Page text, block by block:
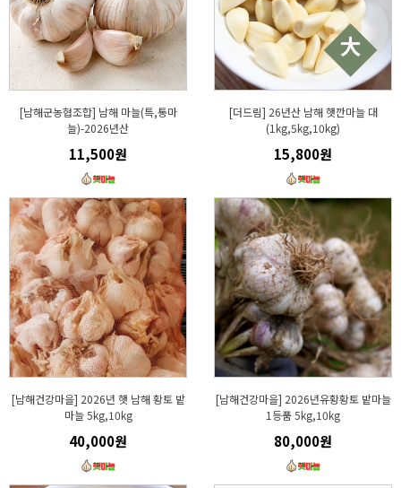
[남해군농협조합] 남해 마늘(특,통마
늘)-2026년산
11,500원
[더드림] 26년산 남해 햇깐마늘 대
(1kg,5kg,10kg)
15,800원
[남해건강마을] 2026년 햇 남해 황토 밭
마늘 5kg,10kg
40,000원
[남해건강마을] 2026년유황황토 밭마늘
1등품 5kg,10kg
80,000원